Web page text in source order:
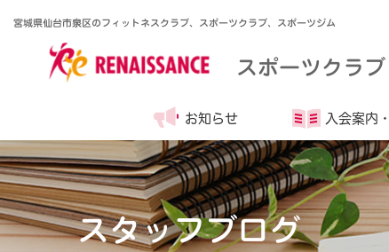
宮城県仙台市泉区のフィットネスクラブ、スポーツクラブ、スポーツジム
スポーツクラブ
お知らせ 入会案内・
スタッフブログ